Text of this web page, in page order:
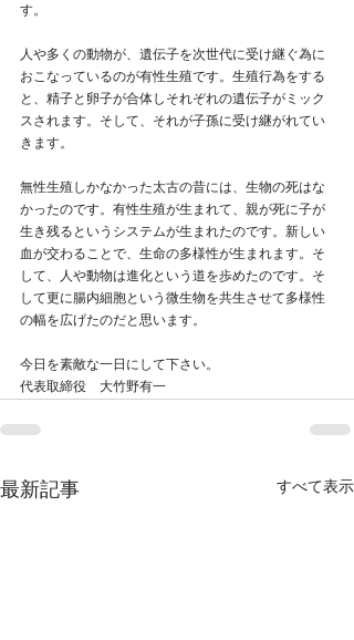
す。
人や多くの動物が、遺伝子を次世代に受け継ぐ為に
おこなっているのが有性生殖です。生殖行為をする
と、精子と卵子が合体しそれぞれの遺伝子がミック
スされます。そして、それが子孫に受け継がれてい
きます。
無性生殖しかなかった太古の昔には、生物の死はな
かったのです。有性生殖が生まれて、親が死に子が
生き残るというシステムが生まれたのです。新しい
血が交わることで、生命の多様性が生まれます。そ
して、人や動物は進化という道を歩めたのです。そ
して更に腸内細胞という微生物を共生させて多様性
の幅を広げたのだと思います。
今日を素敵な一日にして下さい。
代表取締役　大竹野有一
最新記事 すべて表示